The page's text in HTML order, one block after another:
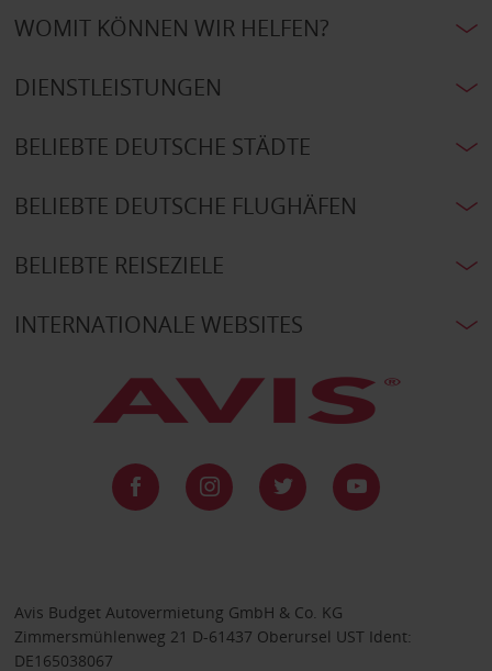
WOMIT KÖNNEN WIR HELFEN?
DIENSTLEISTUNGEN
BELIEBTE DEUTSCHE STÄDTE
BELIEBTE DEUTSCHE FLUGHÄFEN
BELIEBTE REISEZIELE
INTERNATIONALE WEBSITES
Avis Budget Autovermietung GmbH & Co. KG
Zimmersmühlenweg 21 D-61437 Oberursel UST Ident:
DE165038067